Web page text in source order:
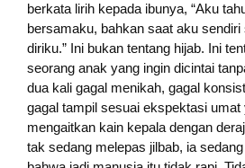
berkata lirih kepada ibunya, “Aku
bersamaku, bahkan saat aku
diriku.” Ini bukan tentang hijab. Ini
seorang anak yang ingin dicintai
dua kali gagal menikah, gagal
gagal tampil sesuai ekspektasi umat
mengaitkan kain kepala dengan
tak sedang melepas jilbab, ia